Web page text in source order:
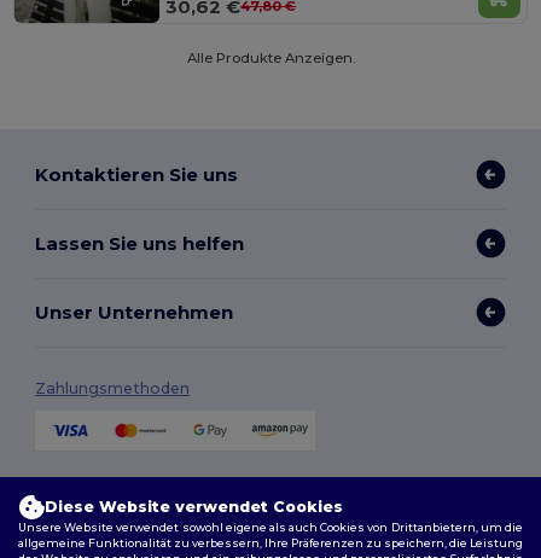
30,62 €47,80 €
Alle Produkte Anzeigen.
Kontaktieren Sie uns
Lassen Sie uns helfen
Unser Unternehmen
Zahlungsmethoden
Diese Website verwendet Cookies
Unsere Website verwendet sowohl eigene als auch Cookies von Drittanbietern, um die
allgemeine Funktionalität zu verbessern, Ihre Präferenzen zu speichern, die Leistung